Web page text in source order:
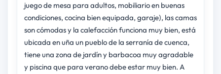
juego de mesa para adultos, mobiliario en buenas
condiciones, cocina bien equipada, garaje), las camas
son cómodas y la calefacción funciona muy bien, está
ubicada en uña un pueblo de la serranía de cuenca,
tiene una zona de jardín y barbacoa muy agradable
y piscina que para verano debe estar muy bien. A